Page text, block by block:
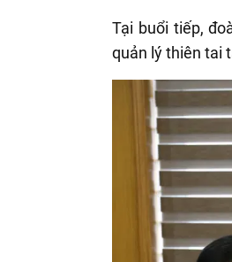
Tại buổi tiếp,
quản lý thiên tai